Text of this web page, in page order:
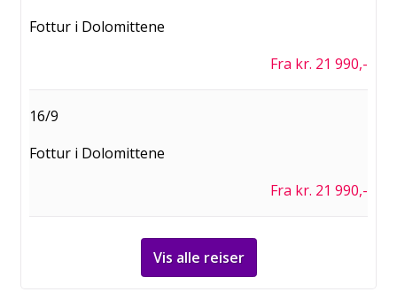
Fottur i Dolomittene
Fra kr. 21 990,-
16/9
Fottur i Dolomittene
Fra kr. 21 990,-
Vis alle reiser